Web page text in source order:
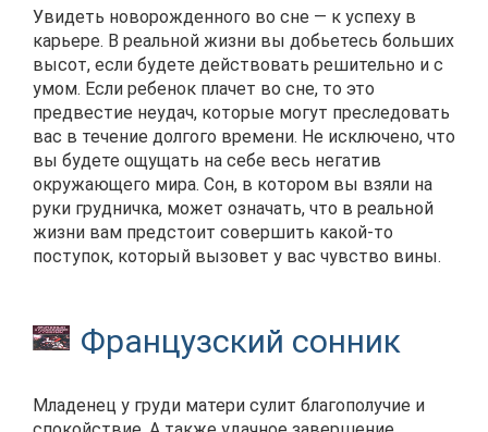
Увидеть новорожденного во сне — к успеху в
карьере. В реальной жизни вы добьетесь больших
высот, если будете действовать решительно и с
умом. Если ребенок плачет во сне, то это
предвестие неудач, которые могут преследовать
вас в течение долгого времени. Не исключено, что
вы будете ощущать на себе весь негатив
окружающего мира. Сон, в котором вы взяли на
руки грудничка, может означать, что в реальной
жизни вам предстоит совершить какой-то
поступок, который вызовет у вас чувство вины.
Французский сонник
Младенец у груди матери сулит благополучие и